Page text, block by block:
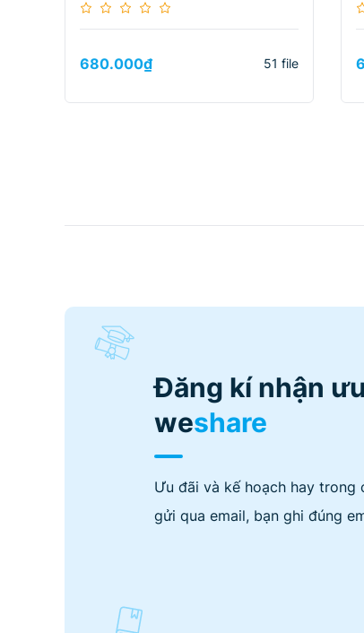
680.000₫ 51 file
Đăng kí nhận
weshare
Ưu đãi và kế hoạch hay trong
gửi qua email, bạn ghi đúng